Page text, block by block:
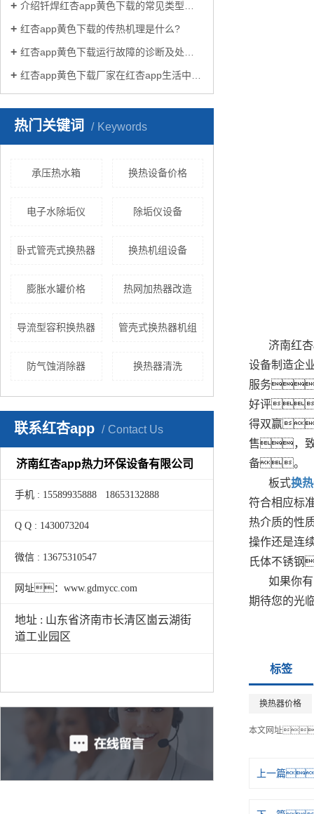
介绍钎焊红杏app黄色下载的常见类型有哪些
红杏app黄色下载的传热机理是什么?
红杏app黄色下载运行故障的诊断及处理方法
红杏app黄色下载厂家在红杏app生活中有哪些作用？
热门关键词 Keywords
承压热水箱 换热设备价格
电子水除垢仪 除垢仪设备
卧式管壳式换热器 换热机组设备
膨胀水罐价格 热网加热器改造
导流型容积换热器 管壳式换热器机组
防气蚀消除器 换热器清洗
联系红杏app Contact Us
济南红杏app热力环保设备有限公司
手机 : 15589935888 18653132888
Q Q : 1430073204
微信 : 13675310547
网址：www.gdmycc.com
地址 : 山东省济南市长清区崮云湖街
道工业园区
济南红
设备制造
服务
好评
得双赢
售，致
备。
板式换
符合相应
热介质的
操作还是连
氏体不锈
如果你
期待您的光
标签
换热器价格
本文网址
上一篇